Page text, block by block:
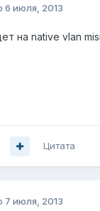
6 июля, 2013
на native vlan
Цитата
7 июля, 2013